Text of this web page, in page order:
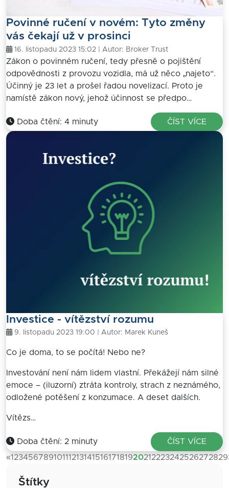
Povinné ručení v novém: Tyto změny
vás čekají už v prosinci
16. listopadu 2023 15:02 | Autor: Broker Trust
Zákon o povinném ručení, tedy přesně o pojištění
odpovědnosti z provozu vozidla, má už něco „najeto“.
Účinný je 23 let a prošel řadou novelizací. Proto je
namístě zákon nový, jehož účinnost se předpo…
Doba čtění: 4 minuty ČÍST VÍCE
Investice - vítězství rozumu
9. listopadu 2023 19:00 | Autor: Marek Kuneš
Co je doma, to se počítá! Nebo ne?
Investování není nám lidem vlastní. Překážejí nám silné
emoce – (iluzorní) ztráta kontroly, strach z neznámého,
odložené potěšení z konzumace. A deset dalších.
Vítězs…
Doba čtění: 2 minuty
ČÍST VÍCE
«1 23456789101112131415161718192021 2223242526272829
Štítky